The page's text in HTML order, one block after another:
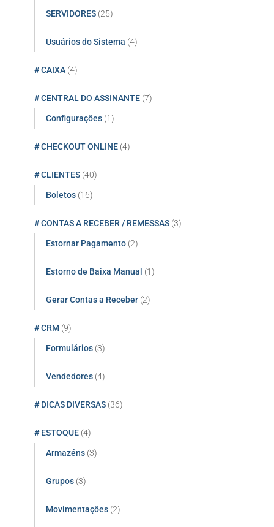
SERVIDORES (25)
Usuários do Sistema (4)
# CAIXA (4)
# CENTRAL DO ASSINANTE (7)
Configurações (1)
# CHECKOUT ONLINE (4)
# CLIENTES (40)
Boletos (16)
# CONTAS A RECEBER / REMESSAS (3)
Estornar Pagamento (2)
Estorno de Baixa Manual (1)
Gerar Contas a Receber (2)
# CRM (9)
Formulários (3)
Vendedores (4)
# DICAS DIVERSAS (36)
# ESTOQUE (4)
Armazéns (3)
Grupos (3)
Movimentações (2)